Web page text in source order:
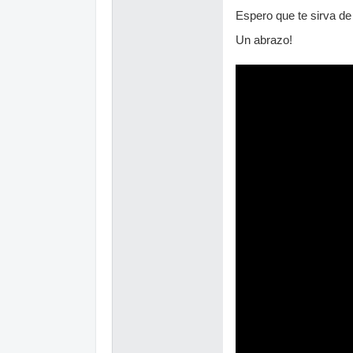
Espero que te sirva
Un abrazo!